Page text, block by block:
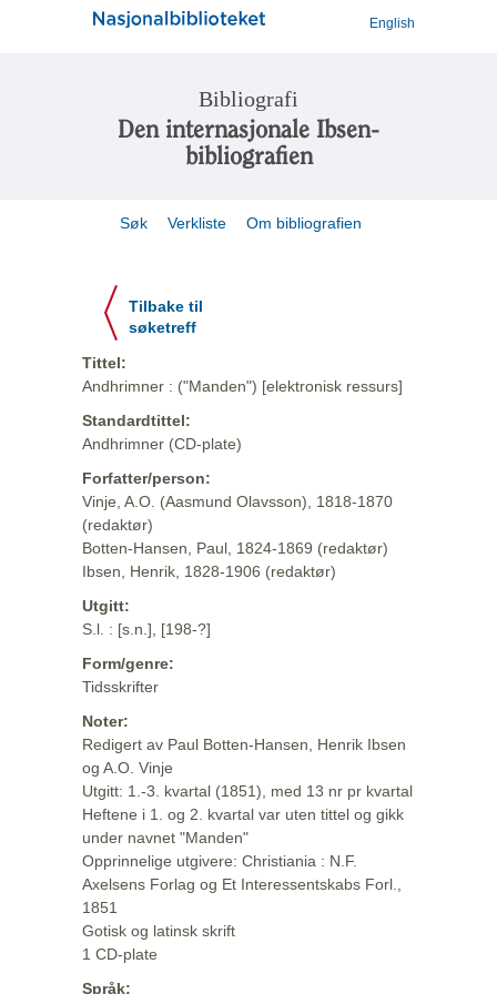
English
Bibliografi
Den internasjonale Ibsen-
bibliografien
Søk Verkliste Om bibliografien
Tilbake til
søketreff
Tittel:
Andhrimner : ("Manden") [elektronisk ressurs]
Standardtittel:
Andhrimner (CD-plate)
Forfatter/person:
Vinje, A.O. (Aasmund Olavsson), 1818-1870
(redaktør)
Botten-Hansen, Paul, 1824-1869 (redaktør)
Ibsen, Henrik, 1828-1906 (redaktør)
Utgitt:
S.l. : [s.n.], [198-?]
Form/genre:
Tidsskrifter
Noter:
Redigert av Paul Botten-Hansen, Henrik Ibsen
og A.O. Vinje
Utgitt: 1.-3. kvartal (1851), med 13 nr pr kvartal
Heftene i 1. og 2. kvartal var uten tittel og gikk
under navnet "Manden"
Opprinnelige utgivere: Christiania : N.F.
Axelsens Forlag og Et Interessentskabs Forl.,
1851
Gotisk og latinsk skrift
1 CD-plate
Språk: